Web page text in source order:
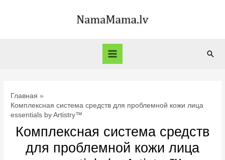
Main
Главная
Комплексная система средств для проблемной кожи лица
essentials by Artistry™
Комплексная система средств
для проблемной кожи лица